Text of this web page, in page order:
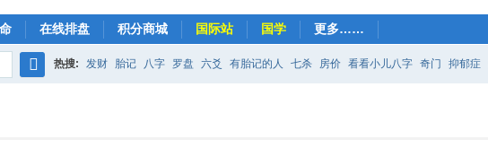
在线排盘 积分商城 国际站 国学 更多……
热搜: 发财 胎记 八字 罗盘 六爻 有胎记的人 七杀 房价 看看小儿八字 奇门 抑郁症